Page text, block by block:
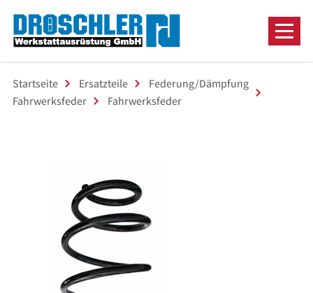
Startseite Ersatzteile
Federung/Dämpfung
Fahrwerksfeder
Fahrwerksfeder